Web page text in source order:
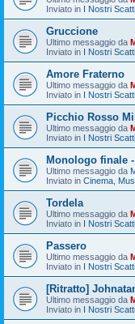
Inviato in I Nostri Scatti
Gruccione
Ultimo messaggio da
Inviato in I Nostri Scatti
Amore Fraterno
Ultimo messaggio da
Inviato in I Nostri Scatti
Picchio Rosso
Ultimo messaggio da
Inviato in I Nostri Scatti
Monologo finale
Ultimo messaggio da
Inviato in Cinema,
Tordela
Ultimo messaggio da
Inviato in I Nostri Scatti
Passero
Ultimo messaggio da
Inviato in I Nostri Scatti
[Ritratto]
Ultimo messaggio da
Inviato in I Nostri Scatti